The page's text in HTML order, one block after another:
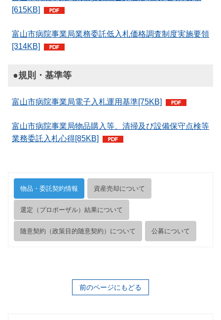
[615KB]
富山市病院事業局業務委託低入札価格調査制度実施要領
[314KB]
●規則・基準等
富山市病院事業局電子入札運用基準[75KB]
富山市病院事業局物品購入等、清掃及び設備保守点検等
業務委託入札心得[85KB]
物品・委託契約情報 資産売却について
選定（プロポーザル）結果について
随意契約（政策目的随意契約）について 公募について
前のページにもどる